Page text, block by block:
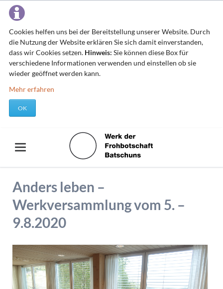
Cookies helfen uns bei der Bereitstellung unserer Website. Durch
die Nutzung der Website erklären Sie sich damit einverstanden,
dass wir Cookies setzen. Hinweis: Sie können diese Box für
verschiedene Informationen verwenden und einstellen ob sie
wieder geöffnet werden kann.
Mehr erfahren
OK
Anders leben –
Werkversammlung vom 5. –
9.8.2020